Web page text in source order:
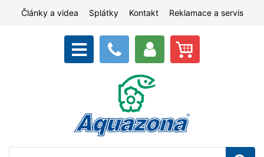
Články a videa Splátky Kontakt Reklamace a servis